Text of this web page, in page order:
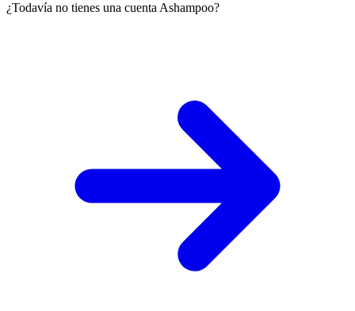
¿Todavía no tienes una cuenta Ashampoo?